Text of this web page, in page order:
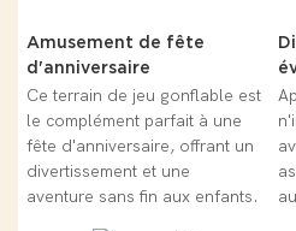
Amusement de fête
d'anniversaire
Ce terrain de jeu gonflable est
le complément parfait à une
fête d'anniversaire, offrant un
divertissement et une
aventure sans fin aux enfants.